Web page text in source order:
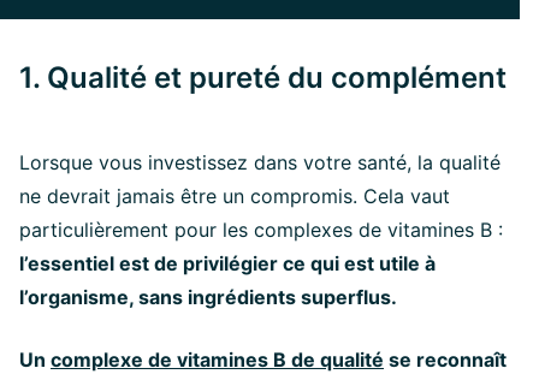
1. Qualité et pureté du complément
Lorsque vous investissez dans votre santé, la qualité
ne devrait jamais être un compromis. Cela vaut
particulièrement pour les complexes de vitamines B :
l’essentiel est de privilégier ce qui est utile à
l’organisme, sans ingrédients superflus.
Un complexe de vitamines B de qualité se reconnaît